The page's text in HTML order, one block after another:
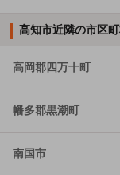
高知市近隣の市区
高岡郡四万十町
幡多郡黒潮町
南国市